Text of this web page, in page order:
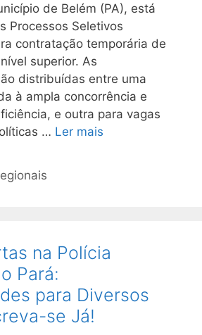
de Belém (PA), está
Processos Seletivos
contratação temporária de
superior. As
distribuídas entre uma
à ampla concorrência e
e outra para vagas
… Ler mais
na Polícia
Pará:
para Diversos
se Já!